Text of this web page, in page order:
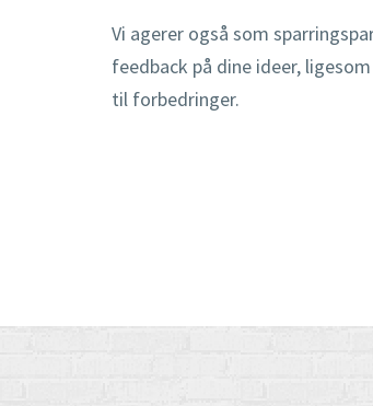
Vi agerer også som
feedback på dine ideer,
til forbedringer.​